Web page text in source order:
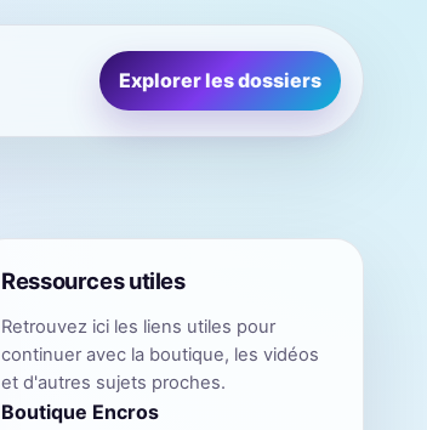
Explorer les dossiers
Ressources utiles
Retrouvez ici les liens utiles pour
continuer avec la boutique, les vidéos
et d'autres sujets proches.
Boutique Encros